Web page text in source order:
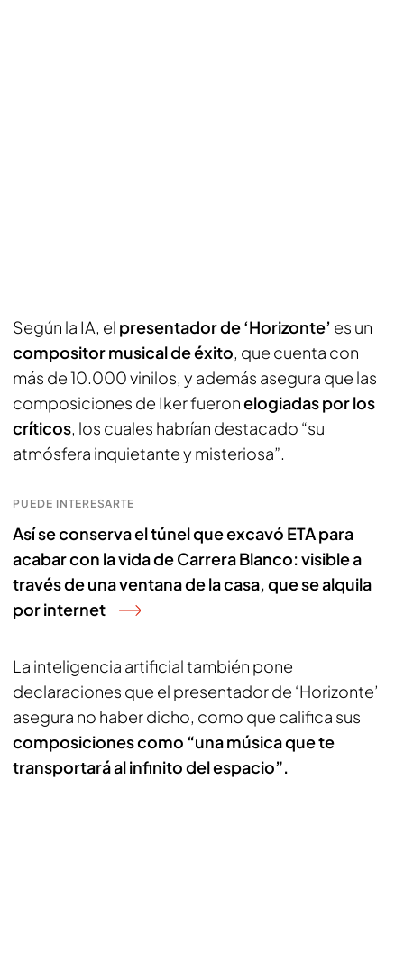
Según la IA, el presentador de ‘Horizonte’ es un
compositor musical de éxito, que cuenta con
más de 10.000 vinilos, y además asegura que las
composiciones de Iker fueronelogiadas por los
críticos, los cuales habrían destacado “su
atmósfera inquietante y misteriosa”.
PUEDE INTERESARTE
Así se conserva el túnel que excavó ETA para
acabar con la vida de Carrera Blanco: visible a
través de una ventana de la casa, que se alquila
por internet
La inteligencia artificial también pone
declaraciones que el presentador de ‘Horizonte’
asegura no haber dicho, como que califica sus
composiciones como “una música que te
transportará al infinito del espacio”.